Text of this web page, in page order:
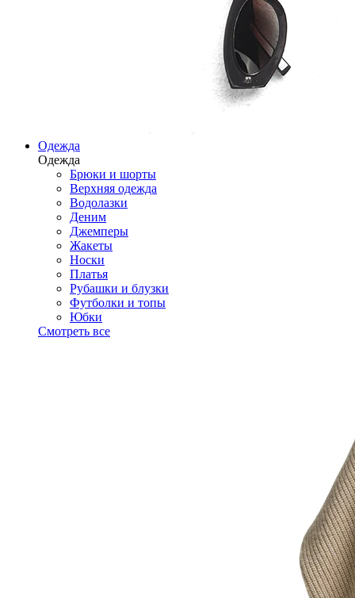
Одежда
Одежда
Брюки и шорты
Верхняя одежда
Водолазки
Деним
Джемперы
Жакеты
Носки
Платья
Рубашки и блузки
Футболки и топы
Юбки
Смотреть все